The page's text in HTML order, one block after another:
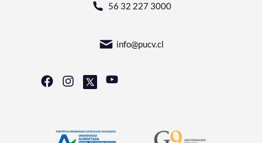
56 32 227 3000
info@pucv.cl